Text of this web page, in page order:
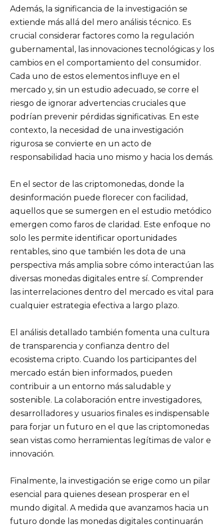
Además, la significancia de la investigación se
extiende más allá del mero análisis técnico. Es
crucial considerar factores como la regulación
gubernamental, las innovaciones tecnológicas y los
cambios en el comportamiento del consumidor.
Cada uno de estos elementos influye en el
mercado y, sin un estudio adecuado, se corre el
riesgo de ignorar advertencias cruciales que
podrían prevenir pérdidas significativas. En este
contexto, la necesidad de una investigación
rigurosa se convierte en un acto de
responsabilidad hacia uno mismo y hacia los demás.
En el sector de las criptomonedas, donde la
desinformación puede florecer con facilidad,
aquellos que se sumergen en el estudio metódico
emergen como faros de claridad. Este enfoque no
solo les permite identificar oportunidades
rentables, sino que también les dota de una
perspectiva más amplia sobre cómo interactúan las
diversas monedas digitales entre sí. Comprender
las interrelaciones dentro del mercado es vital para
cualquier estrategia efectiva a largo plazo.
El análisis detallado también fomenta una cultura
de transparencia y confianza dentro del
ecosistema cripto. Cuando los participantes del
mercado están bien informados, pueden
contribuir a un entorno más saludable y
sostenible. La colaboración entre investigadores,
desarrolladores y usuarios finales es indispensable
para forjar un futuro en el que las criptomonedas
sean vistas como herramientas legítimas de valor e
innovación.
Finalmente, la investigación se erige como un pilar
esencial para quienes desean prosperar en el
mundo digital. A medida que avanzamos hacia un
futuro donde las monedas digitales continuarán